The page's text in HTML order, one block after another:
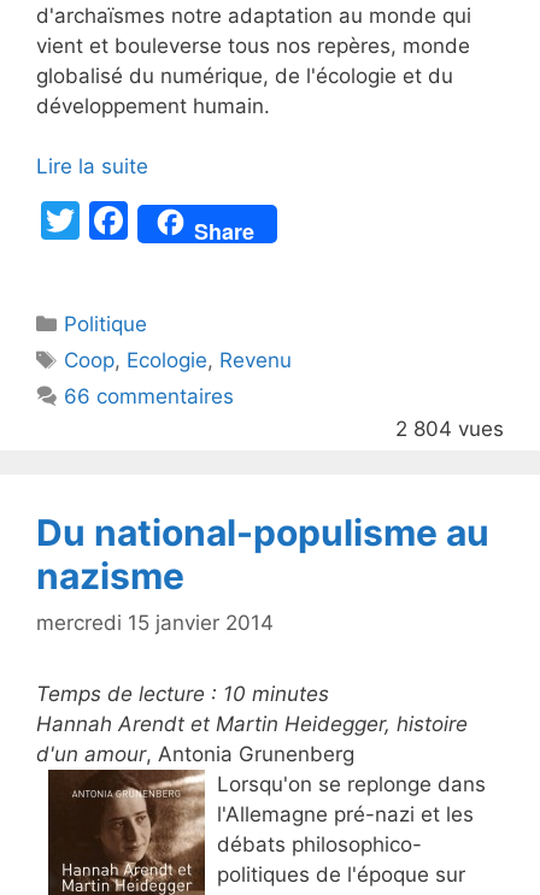
d'archaïsmes notre adaptation au monde qui
vient et bouleverse tous nos repères, monde
globalisé du numérique, de l'écologie et du
développement humain.
Lire la suite
T
er
F
a
e
b
o
Share
Catégories
Politique
Étiquettes
Coop, Ecologie, Revenu
66 commentaires
2 804 vues
Du national-populisme au
nazisme
mercredi 15 janvier 2014
Temps de lecture : 10 minutes
Hannah Arendt et Martin Heidegger, histoire
d'un amour, Antonia Grunenberg
Lorsqu'on se replonge dans
l'Allemagne pré-nazi et les
débats philosophico-
politiques de l'époque sur